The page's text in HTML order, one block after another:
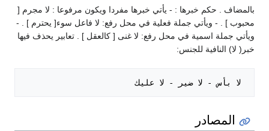
بالمضاف . حكم خبرها : - يأتي خبرها مفردا ويكون مرفوعا : لا مجرم [
محبوب ] . - ويأتي جملة فعلية في محل رفع: لا فاعل سوء[ يحترم ] . -
ويأتي جملة اسمية في محل رفع: لا غنى [ كالعقل ] . تعابير يحذف فيها
خبر( لا) النافية للجنس:
المصادر